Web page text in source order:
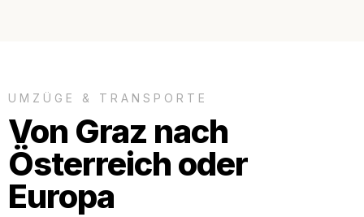
UMZÜGE & TRANSPORTE
Von Graz nach
Österreich oder
Europa